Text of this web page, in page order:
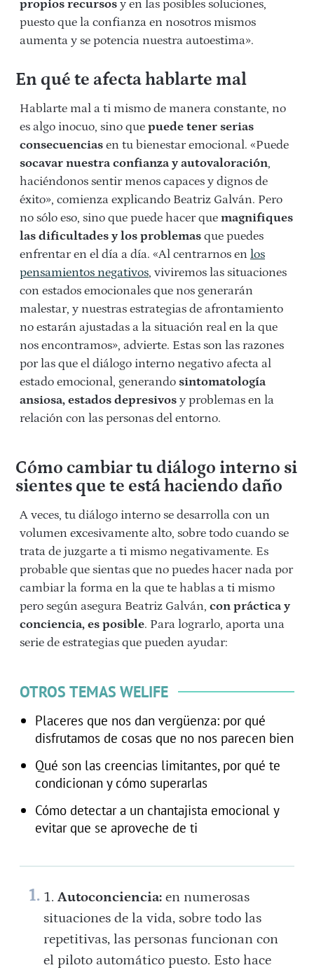
propios recursos y en las posibles soluciones,
puesto que la confianza en nosotros mismos
aumenta y se potencia nuestra autoestima».
En qué te afecta hablarte mal
Hablarte mal a ti mismo de manera constante, no
es algo inocuo, sino que puede tener serias
consecuencias en tu bienestar emocional. «Puede
socavar nuestra confianza y autovaloración,
haciéndonos sentir menos capaces y dignos de
éxito», comienza explicando Beatriz Galván. Pero
no sólo eso, sino que puede hacer que magnifiques
las dificultades y los problemas que puedes
enfrentar en el día a día. «Al centrarnos en los
pensamientos negativos, viviremos las situaciones
con estados emocionales que nos generarán
malestar, y nuestras estrategias de afrontamiento
no estarán ajustadas a la situación real en la que
nos encontramos», advierte. Estas son las razones
por las que el diálogo interno negativo afecta al
estado emocional, generando sintomatología
ansiosa, estados depresivos y problemas en la
relación con las personas del entorno.
Cómo cambiar tu diálogo interno si
sientes que te está haciendo daño
A veces, tu diálogo interno se desarrolla con un
volumen excesivamente alto, sobre todo cuando se
trata de juzgarte a ti mismo negativamente. Es
probable que sientas que no puedes hacer nada por
cambiar la forma en la que te hablas a ti mismo
pero según asegura Beatriz Galván, con práctica y
conciencia, es posible. Para lograrlo, aporta una
serie de estrategias que pueden ayudar:
OTROS TEMAS WELIFE
Placeres que nos dan vergüenza: por qué
disfrutamos de cosas que no nos parecen bien
Qué son las creencias limitantes, por qué te
condicionan y cómo superarlas
Cómo detectar a un chantajista emocional y
evitar que se aproveche de ti
Autoconciencia:en numerosas
situaciones de la vida, sobre todo las
repetitivas, las personas funcionan con
el piloto automático puesto. Esto hace